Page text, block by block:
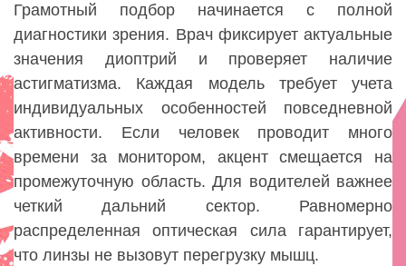
Грамотный подбор начинается с полной
диагностики зрения. Врач фиксирует актуальные
значения диоптрий и проверяет наличие
астигматизма. Каждая модель требует учета
индивидуальных особенностей повседневной
активности. Если человек проводит много
времени за монитором, акцент смещается на
промежуточную область. Для водителей важнее
четкий дальний сектор. Равномерно
распределенная оптическая сила гарантирует,
что линзы не вызовут перегрузку мышц.